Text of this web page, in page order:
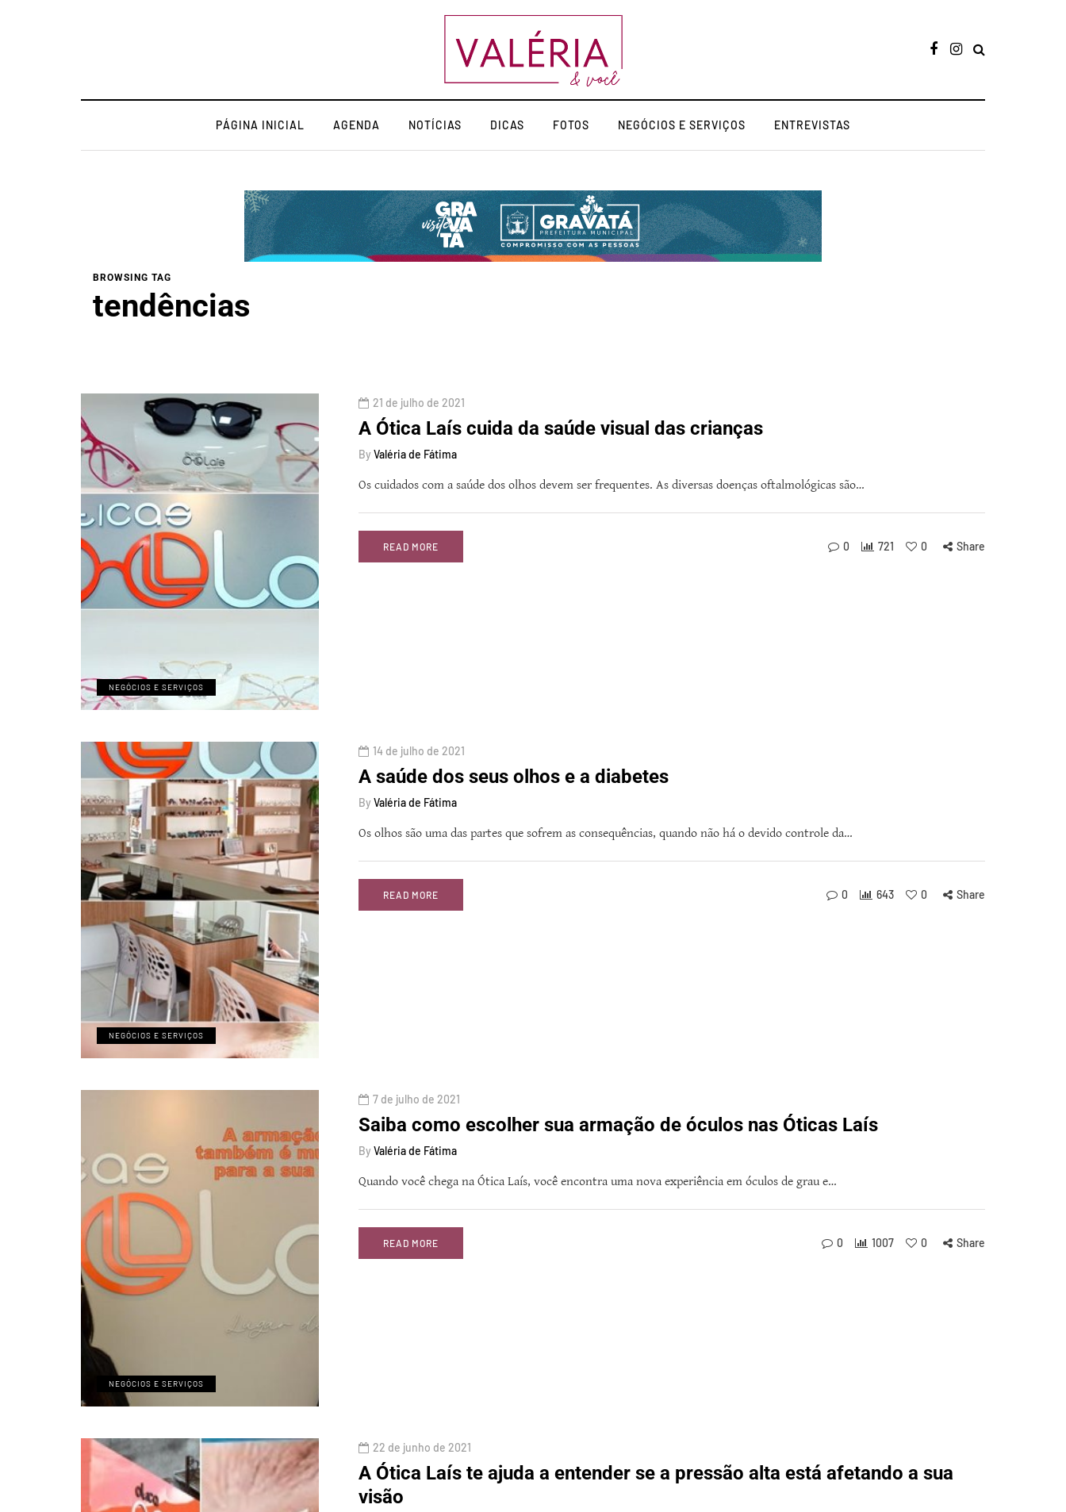
PÁGINA INICIAL AGENDA NOTÍCIAS DICAS FOTOS NEGÓCIOS E SERVIÇOS ENTREVISTAS
BROWSING TAG
tendências
NEGÓCIOS E SERVIÇOS
21 de julho de 2021
A Ótica Laís cuida da saúde visual das crianças
By Valéria de Fátima
Os cuidados com a saúde dos olhos devem ser frequentes. As diversas doenças oftalmológicas são…
READ MORE 0 721 0 Share
NEGÓCIOS E SERVIÇOS
14 de julho de 2021
A saúde dos seus olhos e a diabetes
By Valéria de Fátima
Os olhos são uma das partes que sofrem as consequências, quando não há o devido controle da…
READ MORE 0 643 0 Share
NEGÓCIOS E SERVIÇOS
7 de julho de 2021
Saiba como escolher sua armação de óculos nas Óticas Laís
By Valéria de Fátima
Quando você chega na Ótica Laís, você encontra uma nova experiência em óculos de grau e…
READ MORE 0 1007 0 Share
22 de junho de 2021
A Ótica Laís te ajuda a entender se a pressão alta está afetando a sua
visão